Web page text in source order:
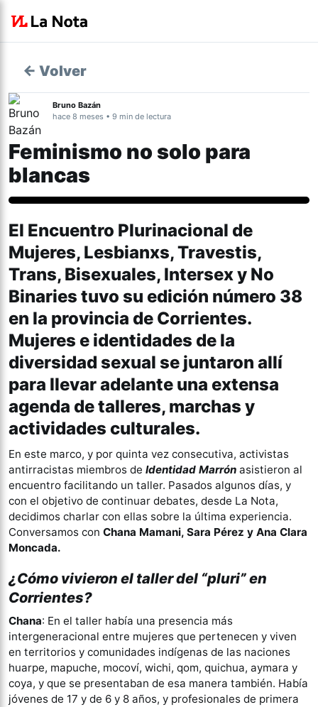
← Volver
Bruno Bazán
hace 8 meses • 9 min de lectura
Feminismo no solo para
blancas
El Encuentro Plurinacional de
Mujeres, Lesbianxs, Travestis,
Trans, Bisexuales, Intersex y No
Binaries tuvo su edición número 38
en la provincia de Corrientes.
Mujeres e identidades de la
diversidad sexual se juntaron allí
para llevar adelante una extensa
agenda de talleres, marchas y
actividades culturales.
En este marco, y por quinta vez consecutiva, activistas
antirracistas miembros de Identidad Marrón asistieron al
encuentro facilitando un taller. Pasados algunos días, y
con el objetivo de continuar debates, desde La Nota,
decidimos charlar con ellas sobre la última experiencia.
Conversamos con Chana Mamani, Sara Pérez y Ana Clara
Moncada.
¿Cómo vivieron el taller del “pluri” en
Corrientes?
Chana: En el taller había una presencia más
intergeneracional entre mujeres que pertenecen y viven
en territorios y comunidades indígenas de las naciones
huarpe, mapuche, mocoví, wichi, qom, quichua, aymara y
coya, y que se presentaban de esa manera también. Había
jóvenes de 17 y de 6 y 8 años, y profesionales de primera